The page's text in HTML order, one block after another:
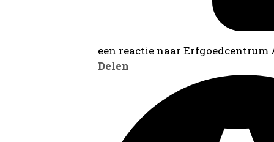
een reactie naar
Delen